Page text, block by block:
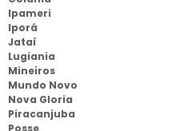
Ipameri
Iporá
Jataí
Lugiania
Mineiros
Mundo Novo
Nova Gloria
Piracanjuba
Posse